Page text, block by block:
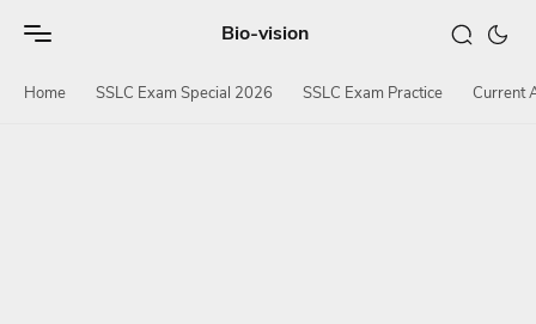
Bio-vision
Home SSLC Exam Special 2026 SSLC Exam Practice Current